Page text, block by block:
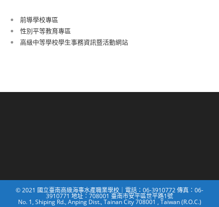
前導學校專區
性別平等教育專區
高級中等學校學生事務資訊暨活動網站
© 2021 國立臺南高級海事水產職業學校｜電話：06-3910772 傳真：06-
3910771 地址：708001 臺南市安平區世平路1號
No. 1, Shiping Rd., Anping Dist., Tainan City 708001 , Taiwan (R.O.C.)